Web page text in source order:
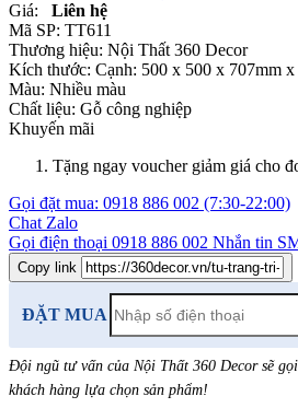
Giá:
Liên hệ
Mã SP: TT611
Thương hiệu: Nội Thất 360 Decor
Kích thước: Cạnh: 500 x 500 x 707mm
Màu: Nhiều màu
Chất liệu: Gỗ công nghiệp
Khuyến mãi
Tặng ngay voucher giảm giá cho
Gọi đặt mua: 0918 886 002 (7:30-22:00)
Chat Zalo
Gọi điện thoại 0918 886 002 Nhắn tin
Copy link
ĐẶT MUA
Đội ngũ tư vấn của Nội Thất 360 Decor sẽ
khách hàng lựa chọn sản phẩm!